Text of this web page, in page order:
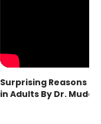
Surprising Reasons
in Adults By Dr.